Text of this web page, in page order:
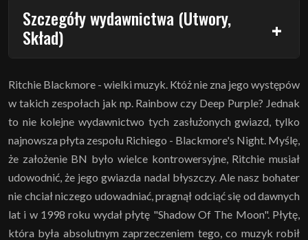
Szczegóły wydawnictwa (Utwory,
Skład)
Ritchie Blackmore - wielki muzyk. Któż nie zna jego występów
w takich zespołach jak np. Rainbow czy Deep Purple? Jednak
to nie kolejne wydawnictwo tych zasłużonych gwiazd, tylko
najnowsza płyta zespołu Richiego - Blackmore's Night. Myślę,
że założenie BN było wielce kontrowersyjne, Ritchie musiał
udowodnić, że jego gwiazda nadal błyszczy. Ale nasz bohater
nie chciał niczego udowadniać, pragnął odciąć się od dawnych
lat i w 1998 roku wydał płytę "Shadow Of The Moon". Płytę,
która była absolutnym zaprzeczeniem tego, co muzyk robił